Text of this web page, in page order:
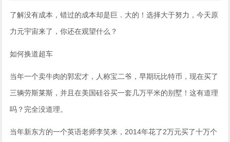
了解没有成本，错过的成本却是巨．大的！选择大于努力，今天原
力元宇宙来了，你还在观望什么？
如何换道超车
当年一个卖牛肉的郭宏才，人称宝二爷，早期玩比特币，现在买了
三辆劳斯莱斯，并且在美国硅谷买一套几万平米的别墅！这有道理
吗？完全没道理。
当年新东方的一个英语老师李笑来，2014年花了2万元买了十万个